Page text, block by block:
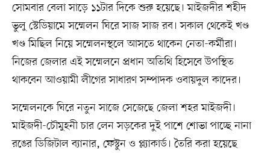
সোমবার বেলা সাড়ে ১১টার দিকে শুরু হয়েছে। মাইজদীর শহীদ
ভুলু স্টেডিয়ামে সম্মেলন ঘিরে সাজ সাজ রব। সকাল থেকেই খণ্ড
খণ্ড মিছিল নিয়ে সম্মেলনস্থলে আসতে থাকেন নেতা-কর্মীরা।
নিজের জেলার এই সম্মেলনে প্রধান অতিথি হিসেবে উপস্থিত
থাকবেন আওয়ামী লীগের সাধারণ সম্পাদক ওবায়দুল কাদের।
সম্মেলনকে ঘিরে নতুন সাজে সেজেছে জেলা শহর মাইজদী।
মাইজদী-চৌমুহনী চার লেন সড়কের দুই পাশে শোভা পাচ্ছে নানা
রঙের ডিজিটাল ব্যানার, ফেস্টুন ও প্ল্যাকার্ড। তৈরি করা হয়েছে